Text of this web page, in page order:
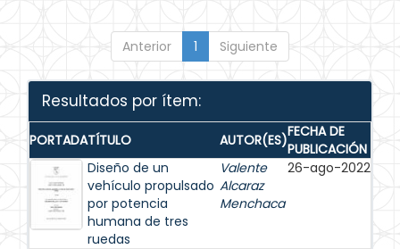
Anterior 1 Siguiente
Resultados por ítem:
PORTADATÍTULO AUTOR(ES)FECHA DE
PUBLICACIÓN
Diseño de un
vehículo propulsado
por potencia
humana de tres
ruedas
Valente
Alcaraz
Menchaca
26-ago-2022